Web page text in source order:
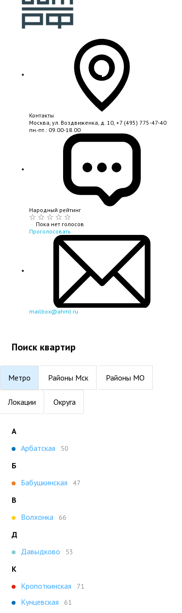
Контакты
Москва, ул. Воздвиженка, д. 10, +7 (495) 775-47-40
пн.-пт.: 09.00-18.00
Народный рейтинг
· Пока нет голосов
Проголосовать
mailbox@ahml.ru
Поиск квартир
Метро Районы Мск Районы МО
Локации Округа
А
Арбатская
50
Б
Бабушкинская
47
В
Волхонка
66
Д
Давыдково
53
К
Кропоткинская
71
Кунцевская 61